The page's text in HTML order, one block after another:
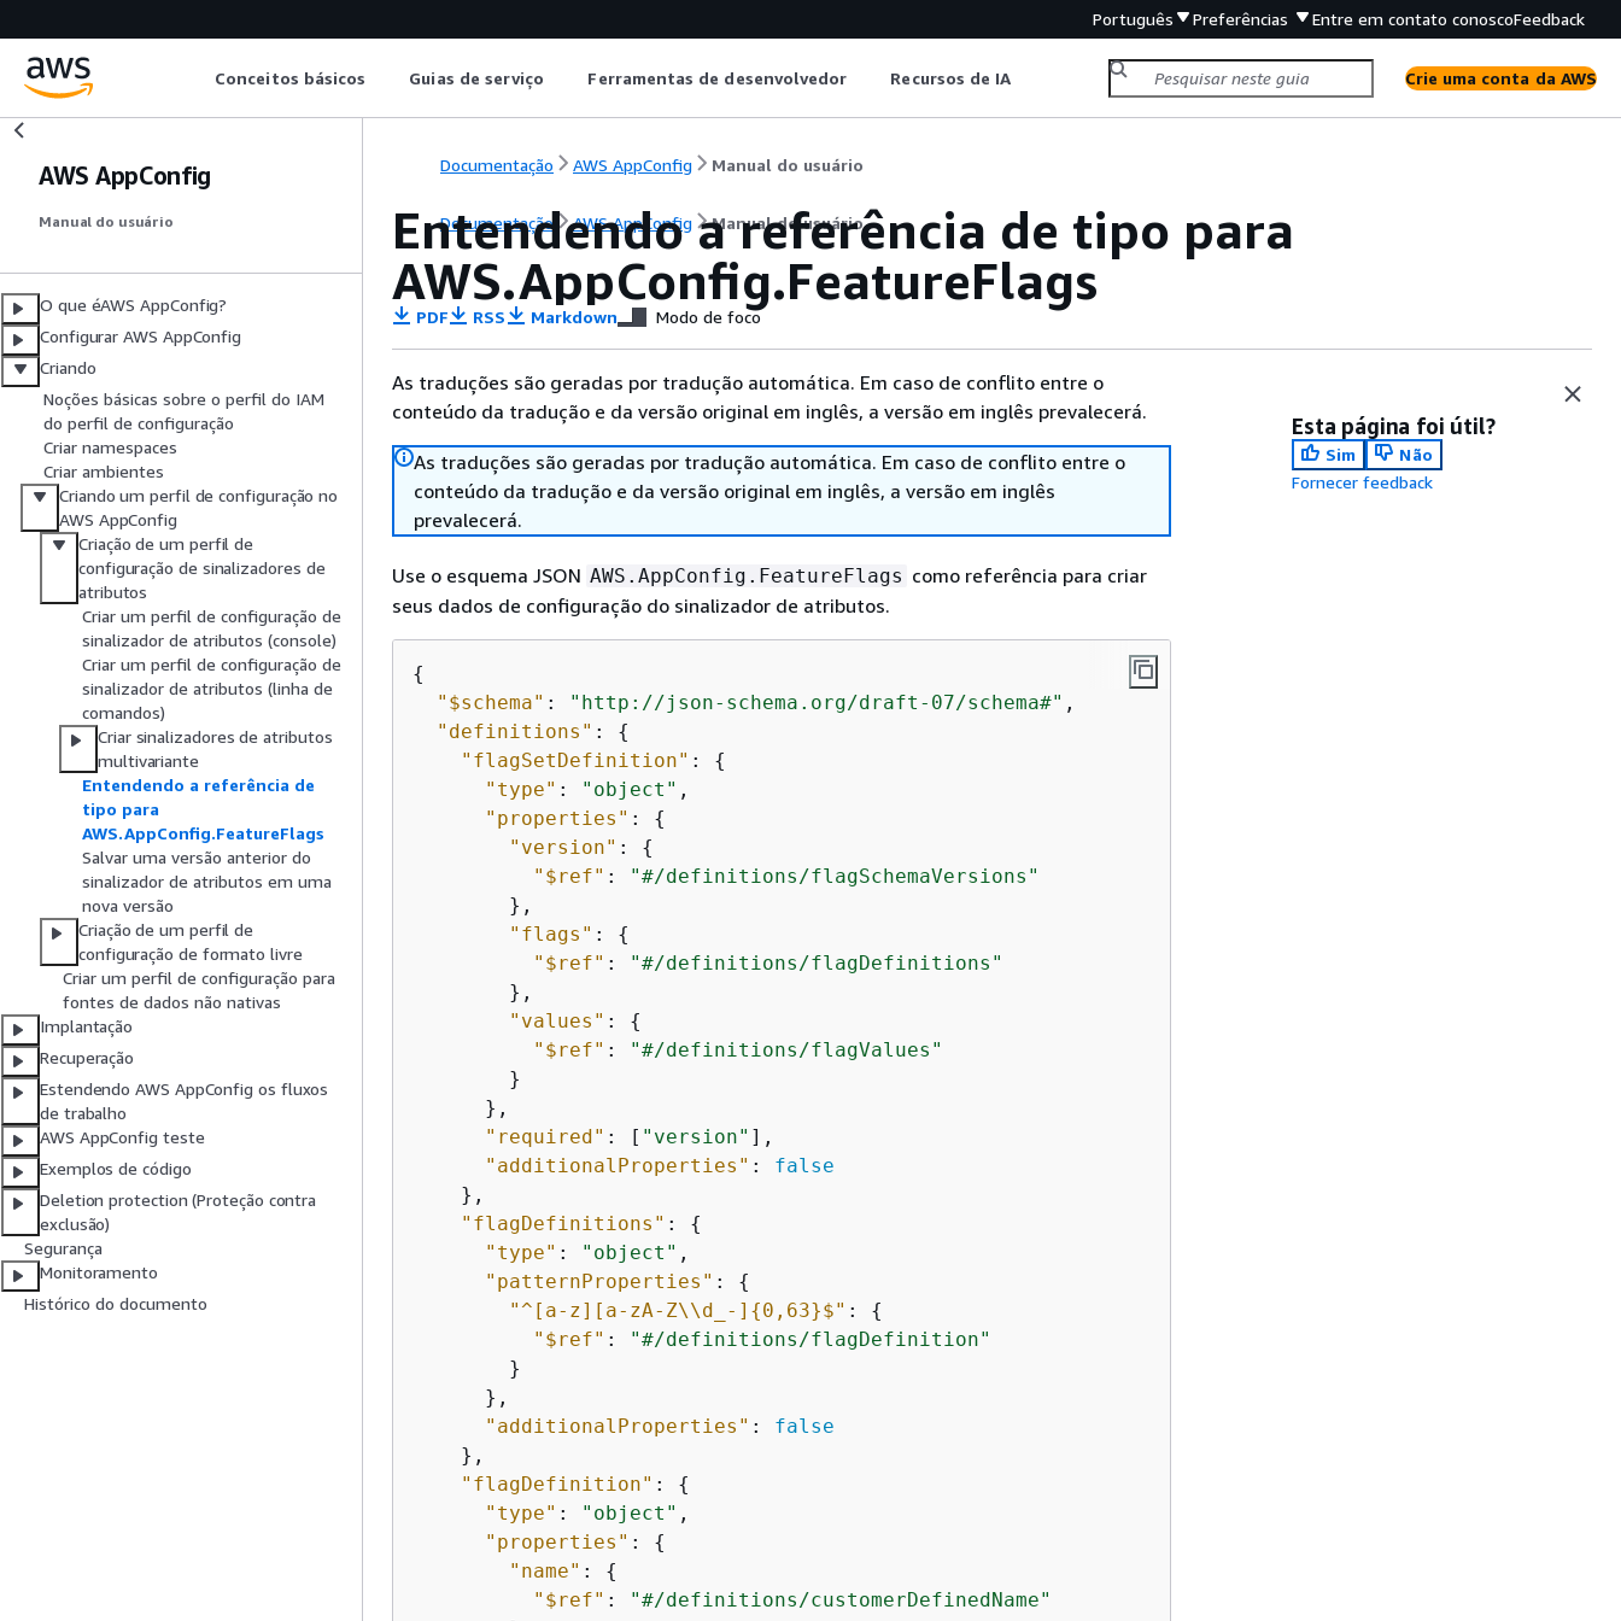
Português Preferências Entre em contato conoscoFeedback
Conceitos básicos Guias de serviço Ferramentas de desenvolvedor Recursos de IA Crie uma conta da AWS
AWS AppConfig
Manual do usuário
O que éAWS AppConfig?
Configurar AWS AppConfig
Criando
Noções básicas sobre o perfil do IAM
do perfil de configuração
Criar namespaces
Criar ambientes
Criando um perfil de configuração no
AWS AppConfig
Criação de um perfil de
configuração de sinalizadores de
atributos
Criar um perfil de configuração de
sinalizador de atributos (console)
Criar um perfil de configuração de
sinalizador de atributos (linha de
comandos)
Criar sinalizadores de atributos
multivariante
Entendendo a referência de
tipo para
AWS.AppConfig.FeatureFlags
Salvar uma versão anterior do
sinalizador de atributos em uma
nova versão
Criação de um perfil de
configuração de formato livre
Criar um perfil de configuração para
fontes de dados não nativas
Implantação
Recuperação
Estendendo AWS AppConfig os fluxos
de trabalho
AWS AppConfig teste
Exemplos de código
Deletion protection (Proteção contra
exclusão)
Segurança
Monitoramento
Histórico do documento
Documentação AWS AppConfig Manual do usuário
Documentação AWS AppConfig Manual do usuário
Entendendo a referência de tipo para
AWS.AppConfig.FeatureFlags
PDF RSS Markdown Modo de foco
As traduções são geradas por tradução automática. Em caso de conflito entre o
conteúdo da tradução e da versão original em inglês, a versão em inglês prevalecerá.
As traduções são geradas por tradução automática. Em caso de conflito entre o
conteúdo da tradução e da versão original em inglês, a versão em inglês
prevalecerá.
Use o esquema JSON AWS.AppConfig.FeatureFlags como referência para criar
seus dados de configuração do sinalizador de atributos.
{
"$schema" : "http://json-schema.org/draft-07/schema#" ,
"definitions" : {
"flagSetDefinition" : {
"type" : "object" ,
"properties" : {
"version" : {
"$ref" :
"#/definitions/flagSchemaVersions"
        },
"flags" : {
"$ref" :
"#/definitions/flagDefinitions"
        },
"values" : {
"$ref" :
"#/definitions/flagValues"
        }
      },
"required" : [ "version" ],
"additionalProperties" : false
    },
"flagDefinitions" : {
"type" : "object" ,
"patternProperties" : {
"^[a-z][a-zA-Z\\d_-] {0,63}$" : {
"$ref" :
"#/definitions/flagDefinition"
        }
      },
"additionalProperties" : false
    },
"flagDefinition" : {
"type" : "object" ,
"properties" : {
"name" : {
"$ref" :
"#/definitions/customerDefinedName"
Esta página foi útil?
Sim
Não
Fornecer feedback